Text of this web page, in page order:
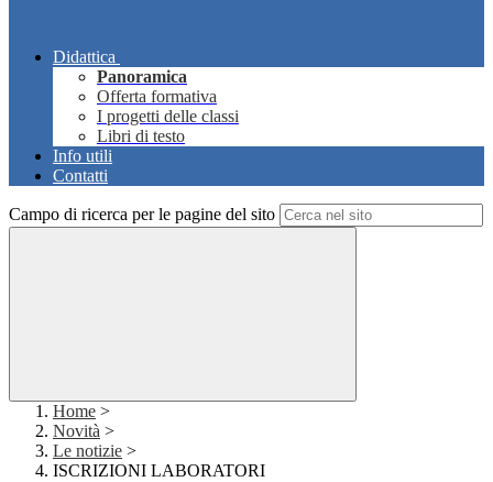
Didattica
Panoramica
Offerta formativa
I progetti delle classi
Libri di testo
Info utili
Contatti
Campo di ricerca per le pagine del sito
Home >
Novità >
Le notizie >
ISCRIZIONI LABORATORI